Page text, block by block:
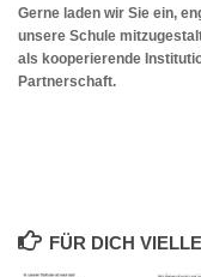
Gerne laden wir Sie ein,
unsere Schule
als kooperierende
Partnerschaft.
FÜR DICH